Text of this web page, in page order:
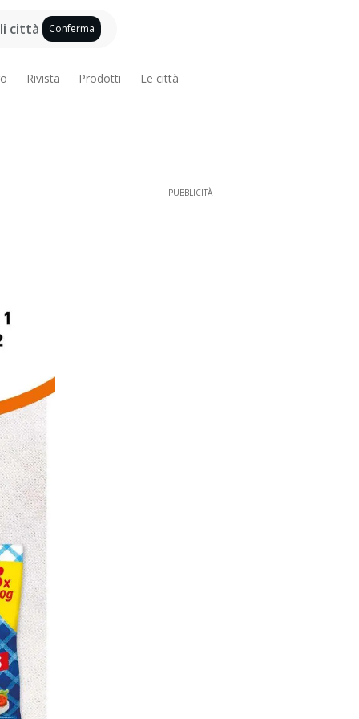
città Conferma
Rivista Prodotti Le città
PUBBLICITÀ